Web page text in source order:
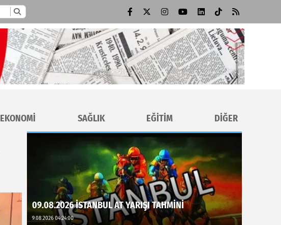
EKONOMİ SAĞLIK EĞİTİM DİĞER
09.08.2026 İSTANBUL AT YARIŞI TAHMİNİ
9.08.2026 04:24:00